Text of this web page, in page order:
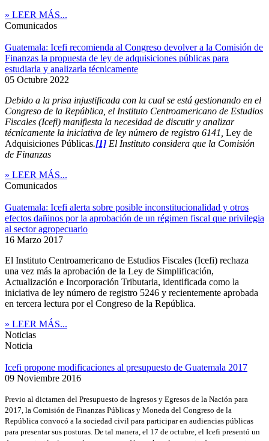
» LEER MÁS...
Comunicados
Guatemala: Icefi recomienda al Congreso devolver a la Comisión de
Finanzas la propuesta de ley de adquisiciones públicas para
estudiarla y analizarla técnicamente
05 Octubre 2022
Debido a la prisa injustificada con la cual se está gestionando en el
Congreso de la República, el Instituto Centroamericano de Estudios
Fiscales (Icefi) manifiesta la necesidad de discutir y analizar
técnicamente la iniciativa de ley número de registro 6141, Ley de
Adquisiciones Públicas.[1] El Instituto considera que la Comisión
de Finanzas
» LEER MÁS...
Comunicados
Guatemala: Icefi alerta sobre posible inconstitucionalidad y otros
efectos dañinos por la aprobación de un régimen fiscal que privilegia
al sector agropecuario
16 Marzo 2017
El Instituto Centroamericano de Estudios Fiscales (Icefi) rechaza
una vez más la aprobación de la Ley de Simplificación,
Actualización e Incorporación Tributaria, identificada como la
iniciativa de ley número de registro 5246 y recientemente aprobada
en tercera lectura por el Congreso de la República.
» LEER MÁS...
Noticias
Noticia
Icefi propone modificaciones al presupuesto de Guatemala 2017
09 Noviembre 2016
Previo al dictamen del Presupuesto de Ingresos y Egresos de la Nación para
2017, la Comisión de Finanzas Públicas y Moneda del Congreso de la
República convocó a la sociedad civil para participar en audiencias públicas
para presentar sus posturas. De tal manera, el 17 de octubre, el Icefi presentó un